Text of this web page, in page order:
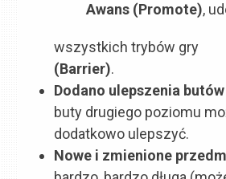
Awans (Promote),
wszystkich trybów gry
(Barrier).
Dodano ulepszenia butów
buty drugiego poziomu
dodatkowo ulepszyć.
Nowe i zmienione